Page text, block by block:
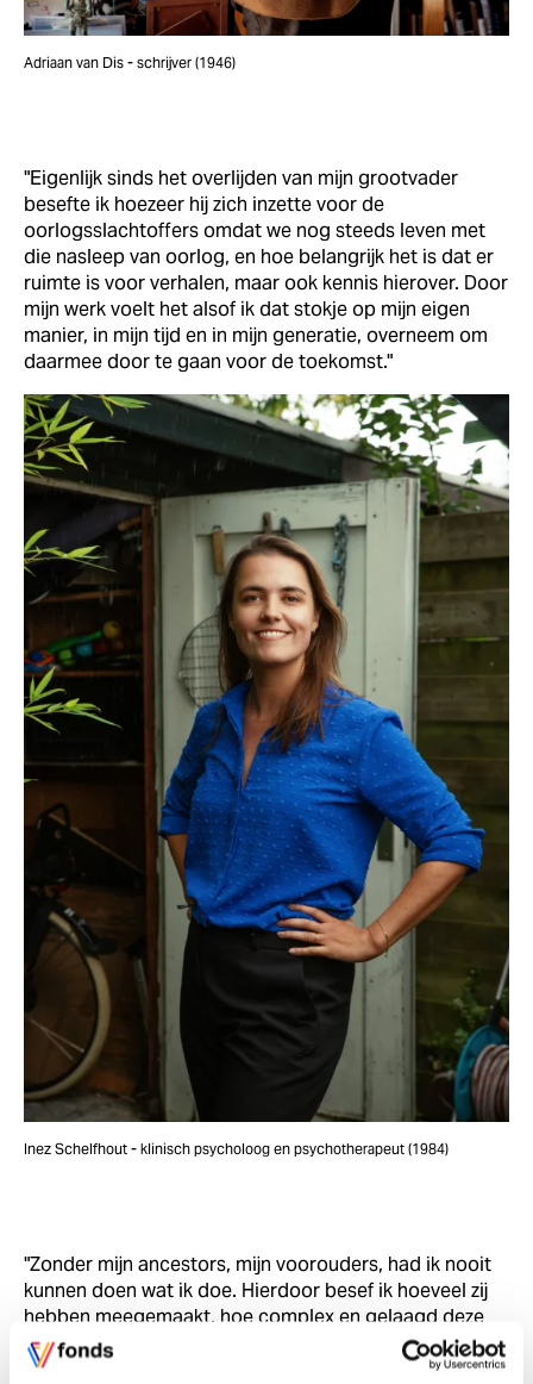
Adriaan van Dis - schrijver (1946)
"Eigenlijk sinds het overlijden van mijn grootvader
besefte ik hoezeer hij zich inzette voor de
oorlogsslachtoffers omdat we nog steeds leven met
die nasleep van oorlog, en hoe belangrijk het is dat er
ruimte is voor verhalen, maar ook kennis hierover. Door
mijn werk voelt het alsof ik dat stokje op mijn eigen
manier, in mijn tijd en in mijn generatie, overneem om
daarmee door te gaan voor de toekomst."
Inez Schelfhout - klinisch psycholoog en psychotherapeut (1984)
"Zonder mijn ancestors, mijn voorouders, had ik nooit
kunnen doen wat ik doe. Hierdoor besef ik hoeveel zij
hebben meegemaakt, hoe complex en gelaagd deze
geschiedenis is. Door mijn projecten maak ik de
geschiedenis én de doorwerking zichtbaar. Om het hier